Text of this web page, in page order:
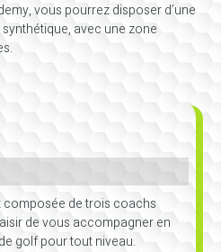
vous pourrez disposer d’une
avec une zone
composée de trois coachs
de vous accompagner en
golf pour tout niveau.